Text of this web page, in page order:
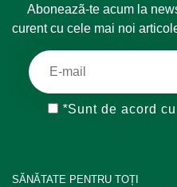
Aboneazã-te acum la
curent cu cele mai noi
*Sunt de acord cu
SĂNĂTATE PENTRU TOȚI